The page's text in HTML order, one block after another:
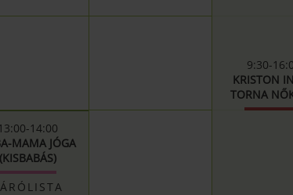
13:00-14:00
MAMA JÓGA
(KISBABÁS)
9:30-
KRISTON
TORNA